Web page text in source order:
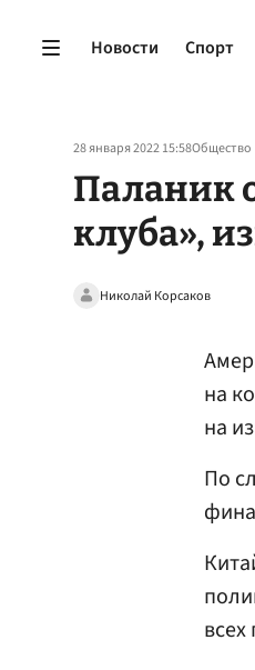
Новости Спорт
28 января 2022 15:58Общество
Паланик
клуба»,
Николай Корсаков
на
на
По